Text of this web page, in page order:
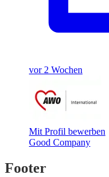
vor 2 Wochen
Mit Profil bewerben
Good Company
Footer